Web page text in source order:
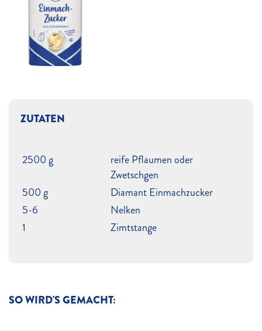
SO WIRD'S GEMACHT:
ZUTATEN
2500 g
reife Pflaumen oder
Zwetschgen
500 g
Diamant Einmachzucker
5-6
Nelken
1
Zimtstange